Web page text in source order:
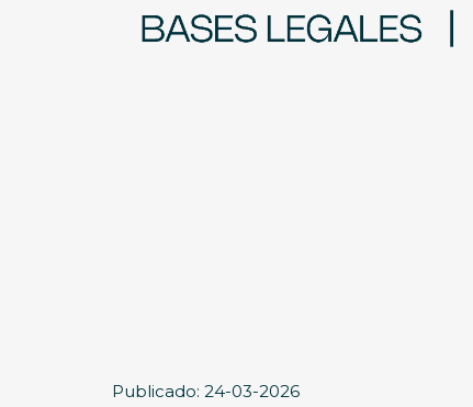
Publicado: 24-03-2026